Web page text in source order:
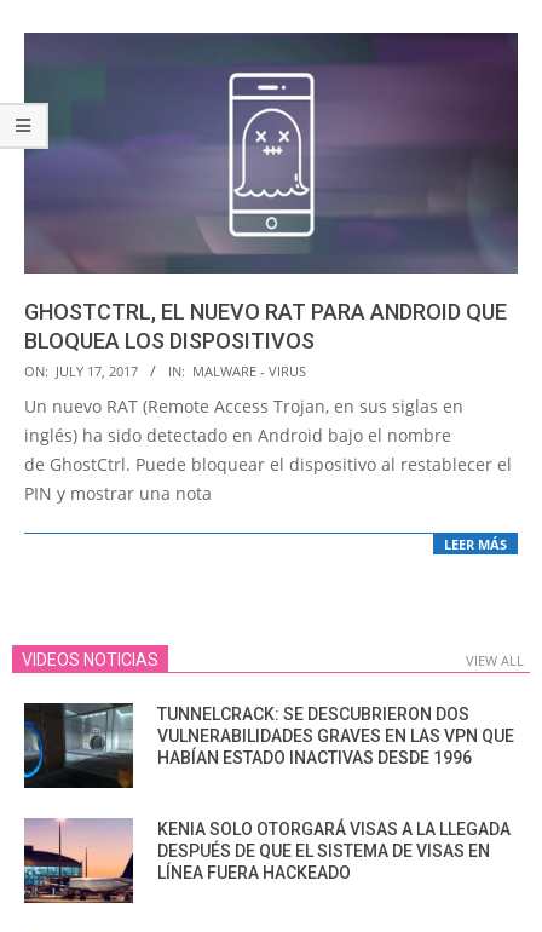
GHOSTCTRL, EL NUEVO RAT PARA ANDROID QUE
BLOQUEA LOS DISPOSITIVOS
2017-
07-
17
ON: JULY 17, 2017 IN: MALWARE - VIRUS
Un nuevo RAT (Remote Access Trojan, en sus siglas en
inglés) ha sido detectado en Android bajo el nombre
de GhostCtrl. Puede bloquear el dispositivo al restablecer el
PIN y mostrar una nota
LEER MÁS
VIDEOS NOTICIAS VIEW ALL
TUNNELCRACK: SE DESCUBRIERON DOS
VULNERABILIDADES GRAVES EN LAS VPN QUE
HABÍAN ESTADO INACTIVAS DESDE 1996
KENIA SOLO OTORGARÁ VISAS A LA LLEGADA
DESPUÉS DE QUE EL SISTEMA DE VISAS EN
LÍNEA FUERA HACKEADO